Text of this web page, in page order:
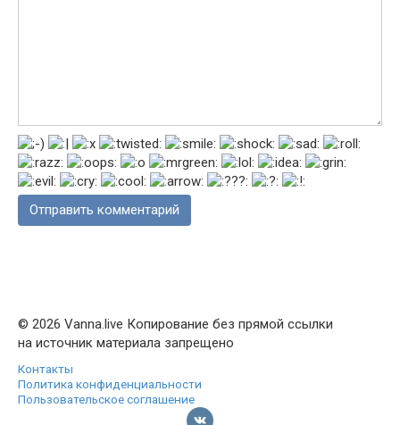
© 2026 Vanna.live Копирование без прямой ссылки
на источник материала запрещено
Контакты
Политика конфиденциальности
Пользовательское соглашение